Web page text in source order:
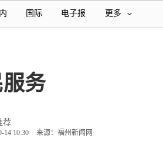
国际 电子报 更多
务
荐
14 10:30 来源：福州新闻网